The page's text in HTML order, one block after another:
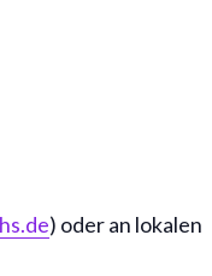
) oder an lokalen